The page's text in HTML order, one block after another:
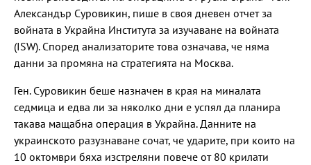
Александър Суровикин, пише в своя дневен отчет за
войната в Украйна Института за изучаване на войната
(ISW). Според анализаторите това означава, че няма
данни за промяна на стратегията на Москва.
Ген. Суровикин беше назначен в края на миналата
седмица и едва ли за няколко дни е успял да планира
такава мащабна операция в Украйна. Данните на
украинското разузнаване сочат, че ударите, при които на
10 октомври бяха изстреляни повече от 80 крилати